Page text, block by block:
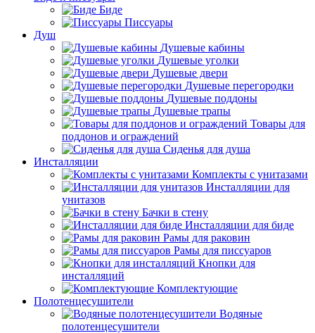
Биде
Писсуары
Душ
Душевые кабины
Душевые уголки
Душевые двери
Душевые перегородки
Душевые поддоны
Душевые трапы
Товары для
поддонов и ограждений
Сиденья для душа
Инсталляции
Комплекты с унитазами
Инсталляции для
унитазов
Бачки в стену
Инсталляции для биде
Рамы для раковин
Рамы для писсуаров
Кнопки для
инсталляций
Комплектующие
Полотенцесушители
Водяные
полотенцесушители